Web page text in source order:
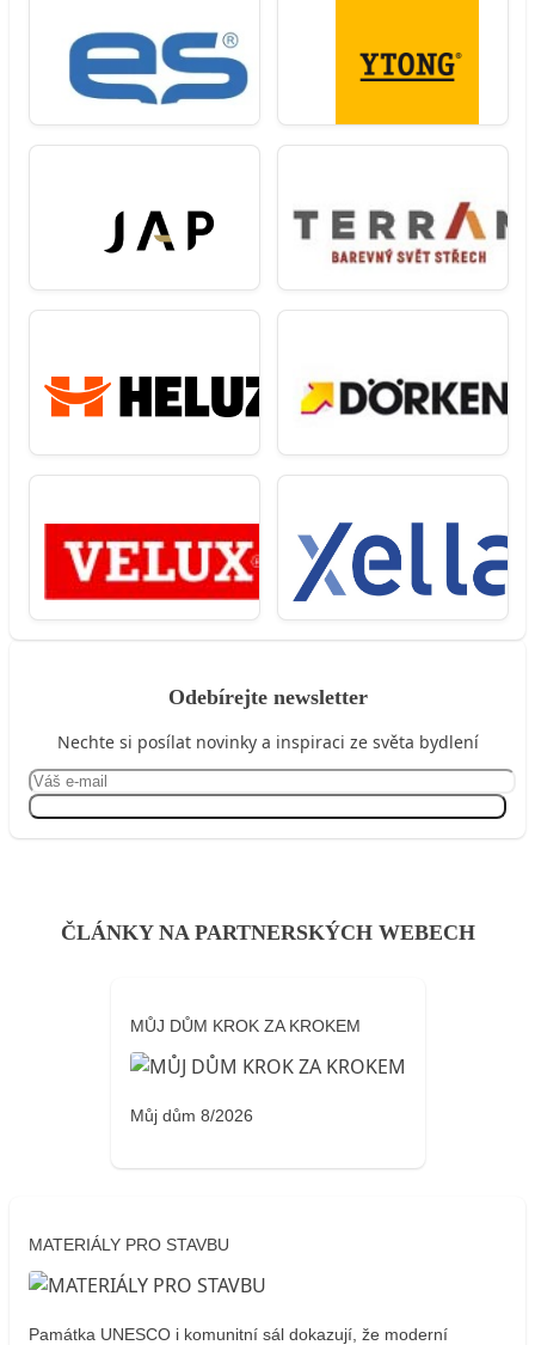
Odebírejte newsletter
Nechte si posílat novinky a inspiraci ze světa bydlení
ČLÁNKY NA PARTNERSKÝCH WEBECH
MŮJ DŮM KROK ZA KROKEM
Můj dům 8/2026
MATERIÁLY PRO STAVBU
Památka UNESCO i komunitní sál dokazují, že moderní